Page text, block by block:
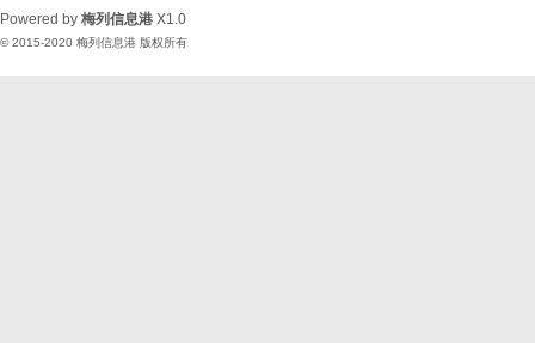
Powered by 梅列信息港 X1.0
© 2015-2020 梅列信息港 版权所有